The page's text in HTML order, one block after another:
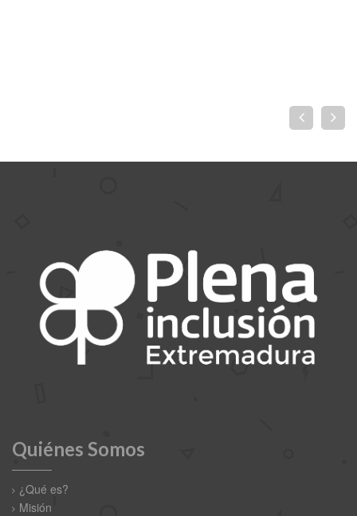
Quiénes Somos
¿Qué es?
Misión